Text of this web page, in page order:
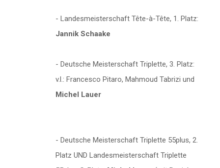
- Landesmeisterschaft Tête-à-Tête, 1. Platz:
Jannik Schaake
- Deutsche Meisterschaft Triplette, 3. Platz:
v.l.: Francesco Pitaro, Mahmoud Tabrizi und
Michel Lauer
- Deutsche Meisterschaft Triplette 55plus, 2.
Platz UND Landesmeisterschaft Triplette